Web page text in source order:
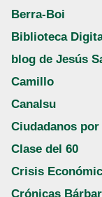
Berra-Boi
Biblioteca
blog de Jesús
Camillo
Canalsu
Ciudadanos
Clase del 60
Crisis
Crónicas